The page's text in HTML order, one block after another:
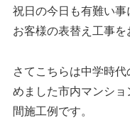
祝日の今日も有難い
お客様の表替え工事を
さてこちらは中学時
めました市内マンシ
間施工例です。